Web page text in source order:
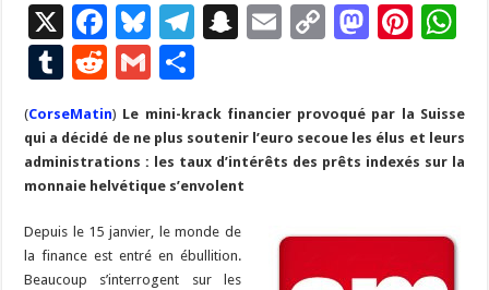
X
F
ac
e
b
o
o
k
Bl
u
es
ky
T
gr
a
m
S
p
c
h
at
E
l
C
y
Li
k
M
d
o
Pi
es
t
p
T
m
bl
r
R
d
di
t
G
m
ai
l
ar
ta
g
er
(CorseMatin) Le mini-krack financier provoqué par la Suisse
qui a décidé de ne plus soutenir l’euro secoue les élus et leurs
administrations : les taux d’intérêts des prêts indexés sur la
monnaie helvétique s’envolent
Depuis le 15 janvier, le monde de
la finance est entré en ébullition.
Beaucoup s’interrogent sur les